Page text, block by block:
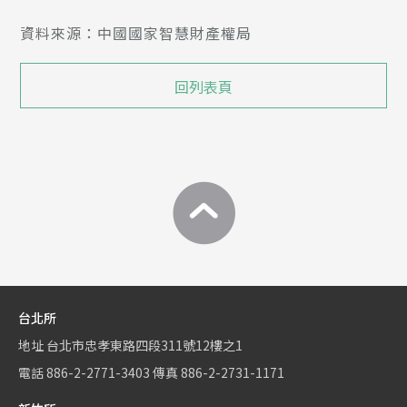
資料來源：中國國家智慧財產權局
回列表頁
台北所
地址 台北市忠孝東路四段311號12樓之1
電話886-2-2771-3403 傳真 886-2-2731-1171